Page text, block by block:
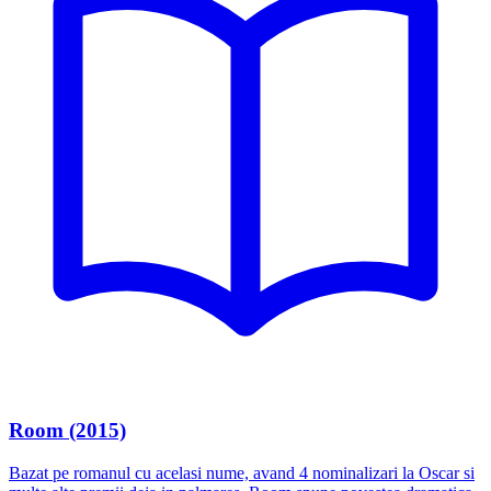
Room (2015)
Bazat pe romanul cu acelasi nume, avand 4 nominalizari la Oscar si